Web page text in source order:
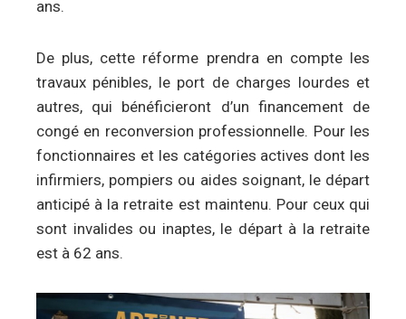
ans.
De plus, cette réforme prendra en compte les
travaux pénibles, le port de charges lourdes et
autres, qui bénéficieront d’un financement de
congé en reconversion professionnelle. Pour les
fonctionnaires et les catégories actives dont les
infirmiers, pompiers ou aides soignant, le départ
anticipé à la retraite est maintenu. Pour ceux qui
sont invalides ou inaptes, le départ à la retraite
est à 62 ans.